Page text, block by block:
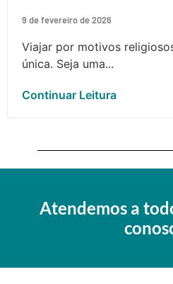
9 de fevereiro de 2026
Viajar por motivos
única. Seja uma...
Continuar Leitura
Atendemos a